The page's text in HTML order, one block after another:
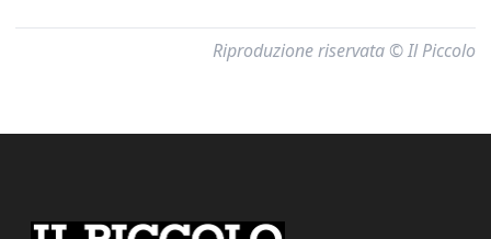
Riproduzione riservata © Il Piccolo